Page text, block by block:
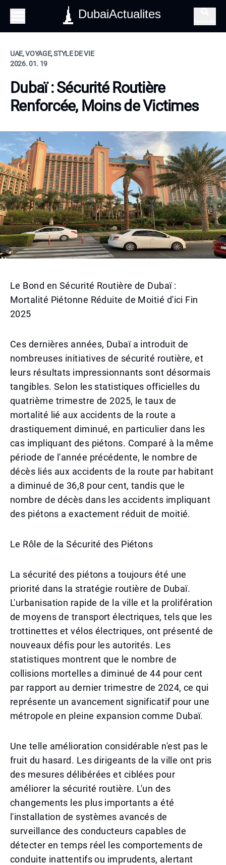
DubaiActualites
UAE, VOYAGE, STYLE DE VIE
2026. 01. 19
Dubaï : Sécurité Routière
Renforcée, Moins de Victimes
Le Bond en Sécurité Routière de Dubaï :
Mortalité Piétonne Réduite de Moitié d'ici Fin
2025
Ces dernières années, Dubaï a introduit de
nombreuses initiatives de sécurité routière, et
leurs résultats impressionnants sont désormais
tangibles. Selon les statistiques officielles du
quatrième trimestre de 2025, le taux de
mortalité lié aux accidents de la route a
drastiquement diminué, en particulier dans les
cas impliquant des piétons. Comparé à la même
période de l'année précédente, le nombre de
décès liés aux accidents de la route par habitant
a diminué de 36,8 pour cent, tandis que le
nombre de décès dans les accidents impliquant
des piétons a exactement réduit de moitié.
Le Rôle de la Sécurité des Piétons
La sécurité des piétons a toujours été une
priorité dans la stratégie routière de Dubaï.
L'urbanisation rapide de la ville et la prolifération
de moyens de transport électriques, tels que les
trottinettes et vélos électriques, ont présenté de
nouveaux défis pour les autorités. Les
statistiques montrent que le nombre de
collisions mortelles a diminué de 44 pour cent
par rapport au dernier trimestre de 2024, ce qui
représente un avancement significatif pour une
métropole en pleine expansion comme Dubaï.
Une telle amélioration considérable n'est pas le
fruit du hasard. Les dirigeants de la ville ont pris
des mesures délibérées et ciblées pour
améliorer la sécurité routière. L'un des
changements les plus importants a été
l'installation de systèmes avancés de
surveillance des conducteurs capables de
détecter en temps réel les comportements de
conduite inattentifs ou imprudents, alertant